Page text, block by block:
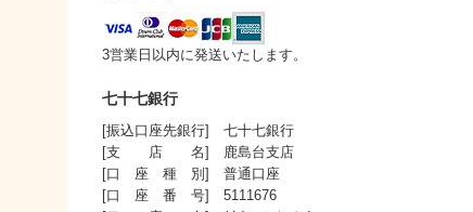
3営業日以内に発送いたします。
七十七銀行
[振込口座先銀行] 七十七銀行
[支 店 名] 鹿島台支店
[口 座 種 別] 普通口座
[口 座 番 号] 5111676